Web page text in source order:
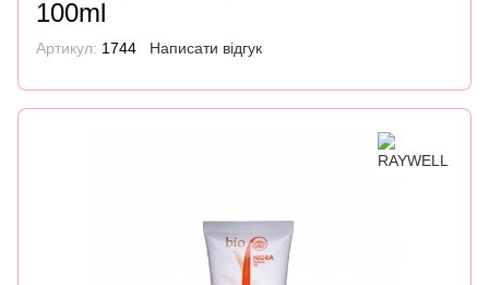
100ml
Артикул: 1744 Написати відгук